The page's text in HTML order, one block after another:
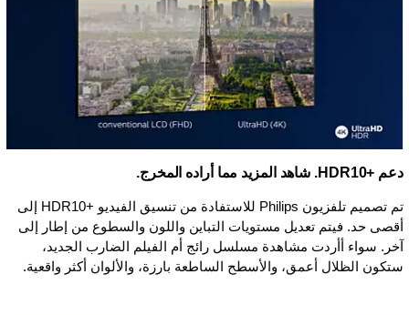
دعم HDR10+‎. شاهد المزيد مما أراده المخرج.
تم تصميم تلفزيون Philips للاستفادة من تنسيق الفيديو HDR10+‎ إلى
أقصى حد. فيتم تعديل مستويات التباين واللون والسطوع من إطار إلى
آخر. سواء أأردت مشاهدة مسلسل رائج أم الفيلم الضارب الجديد،
ستكون الظلال أعمق، والأسطح الساطعة بارزة، والألوان أكثر واقعية.